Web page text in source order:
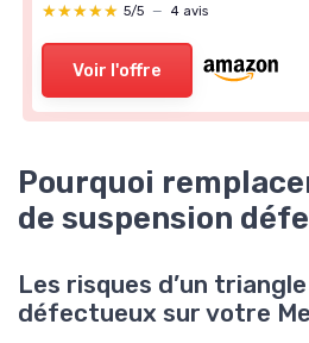
★★★★★
★★★★★ 5/5 — 4 avis
Voir l'offre
Pourquoi
de suspension
Les risques d’un
défectueux sur votre